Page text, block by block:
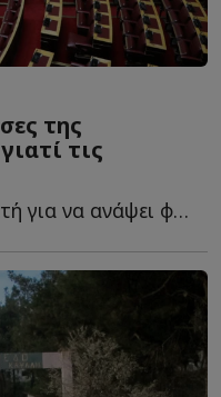
της
τις
Μια μόνο φράση ήταν αρκετή για να ανάψει φωτιές στην π...